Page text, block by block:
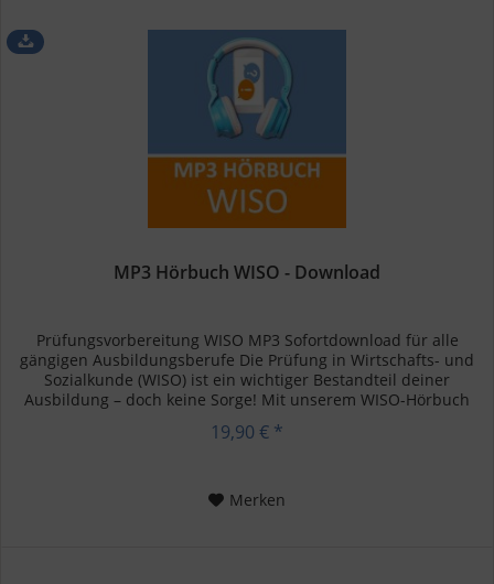
MP3 Hörbuch WISO - Download
Prüfungsvorbereitung WISO MP3 Sofortdownload für alle
gängigen Ausbildungsberufe Die Prüfung in Wirtschafts- und
Sozialkunde (WISO) ist ein wichtiger Bestandteil deiner
Ausbildung – doch keine Sorge! Mit unserem WISO-Hörbuch
19,90 € *
Merken